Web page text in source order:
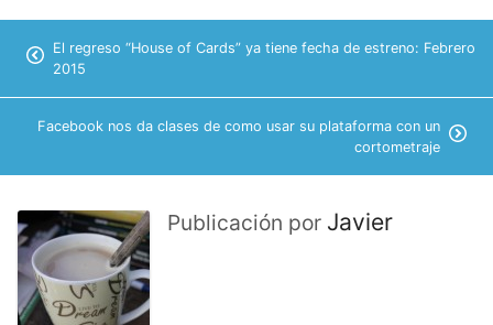
El regreso “House of Cards” ya tiene fecha de estreno: Febrero
2015
Facebook nos da clases de como usar su plataforma con un
cortometraje
Publicación por Javier